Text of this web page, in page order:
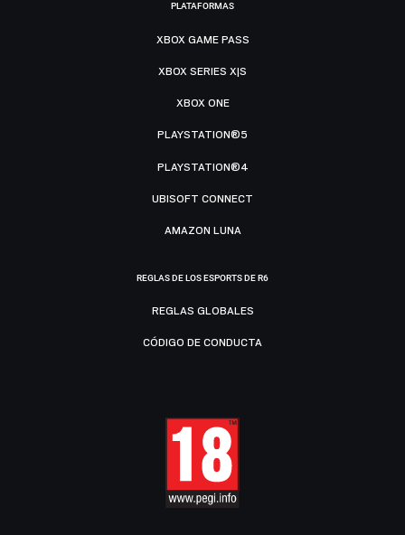
PLATAFORMAS
XBOX GAME PASS
XBOX SERIES X|S
XBOX ONE
PLAYSTATION®5
PLAYSTATION®4
UBISOFT CONNECT
AMAZON LUNA
REGLAS DE LOS ESPORTS DE R6
REGLAS GLOBALES
CÓDIGO DE CONDUCTA